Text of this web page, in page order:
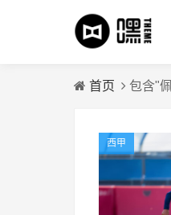
首页 包含"
西甲